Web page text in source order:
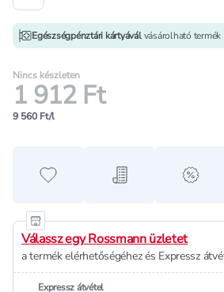
Egészségpénztári kártyáválvásárolható termék
Nincs készleten
1 912 Ft
9 560 Ft/l
Hozzáadás a kedvencekhez
Hozzáadás aalert
Válassz egy Rossmann üzletet
a termék elérhetőségéhez és Expressz
Expressz átvétel